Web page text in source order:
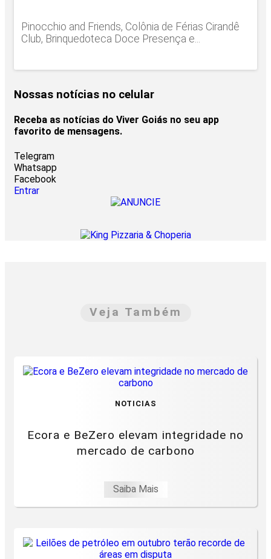
Pinocchio and Friends, Colônia de Férias Cirandê
Club, Brinquedoteca Doce Presença e...
Nossas notícias no celular
Receba as notícias do Viver Goiás no seu app
favorito de mensagens.
Telegram
Whatsapp
Facebook
Entrar
Veja Também
NOTICIAS
Ecora e BeZero elevam integridade no
mercado de carbono
Saiba Mais